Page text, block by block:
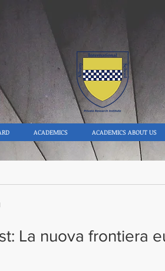
ACADEMICS ACADEMICS ABOUT US
La nuova frontiera